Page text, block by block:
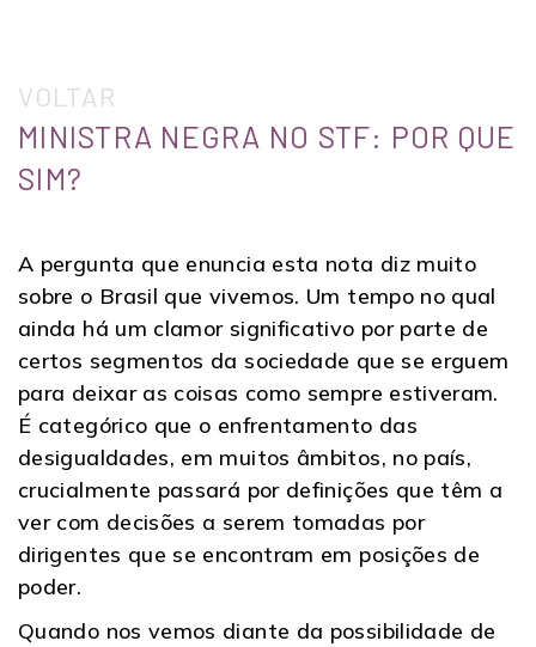
VOLTAR
MINISTRA NEGRA NO STF: POR QUE
SIM?
A pergunta que enuncia esta nota diz muito
sobre o Brasil que vivemos. Um tempo no qual
ainda há um clamor significativo por parte de
certos segmentos da sociedade que se erguem
para deixar as coisas como sempre estiveram.
É categórico que o enfrentamento das
desigualdades, em muitos âmbitos, no país,
crucialmente passará por definições que têm a
ver com decisões a serem tomadas por
dirigentes que se encontram em posições de
poder.
Quando nos vemos diante da possibilidade de